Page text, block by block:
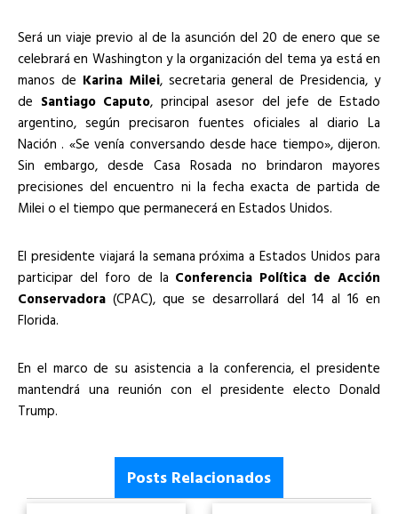
Será un viaje previo al de la asunción del 20 de enero que se
celebrará en Washington y la organización del tema ya está en
manos de Karina Milei, secretaria general de Presidencia, y
de Santiago Caputo, principal asesor del jefe de Estado
argentino, según precisaron fuentes oficiales al diario La
Nación . «Se venía conversando desde hace tiempo», dijeron.
Sin embargo, desde Casa Rosada no brindaron mayores
precisiones del encuentro ni la fecha exacta de partida de
Milei o el tiempo que permanecerá en Estados Unidos.
El presidente viajará la semana próxima a Estados Unidos para
participar del foro de la Conferencia Política de Acción
Conservadora (CPAC), que se desarrollará del 14 al 16 en
Florida.
En el marco de su asistencia a la conferencia, el presidente
mantendrá una reunión con el presidente electo Donald
Trump.
Posts Relacionados